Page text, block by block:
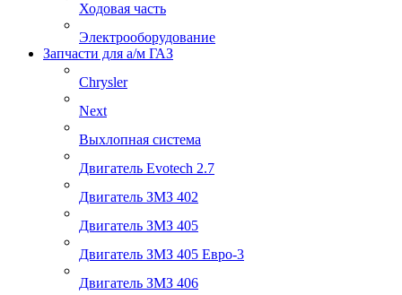
Ходовая часть
Электрооборудование
Запчасти для а/м ГАЗ
Chrysler
Next
Выхлопная система
Двигатель Evotech 2.7
Двигатель ЗМЗ 402
Двигатель ЗМЗ 405
Двигатель ЗМЗ 405 Евро-3
Двигатель ЗМЗ 406